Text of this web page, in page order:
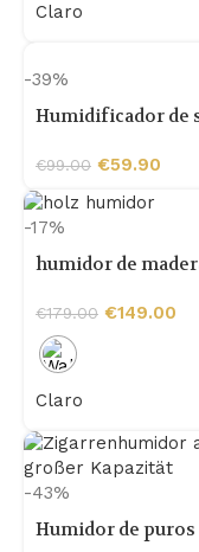
Claro
-39%
Humidificador de
€99.00 €59.90
-17%
humidor de
€179.00 €149.00
Claro
-43%
Humidor de puros